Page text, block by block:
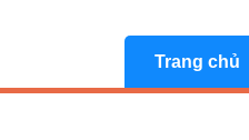
Trang chủ